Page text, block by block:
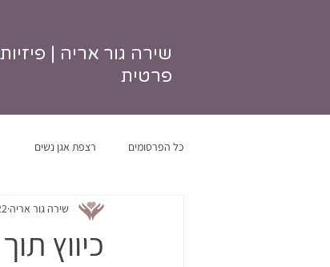
שירה גור אריה |
פרטית
כל הפרסומים רצפת אגן נשים
כיווץ
שירה גור אריה 22